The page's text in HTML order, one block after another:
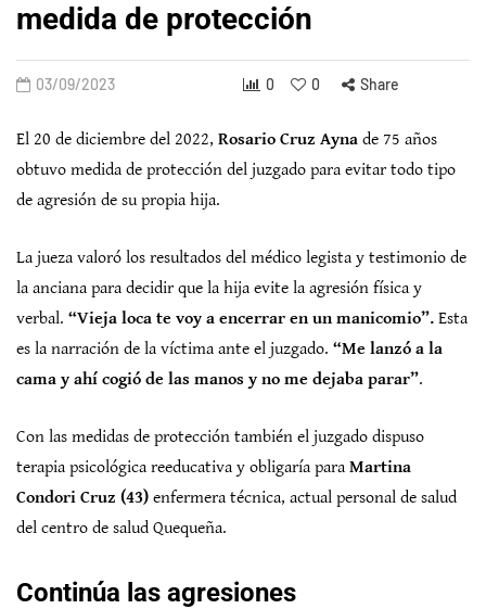
medida de protección
03/09/2023 0 0 Share
El 20 de diciembre del 2022, Rosario Cruz Ayna de 75 años
obtuvo medida de protección del juzgado para evitar todo tipo
de agresión de su propia hija.
La jueza valoró los resultados del médico legista y testimonio de
la anciana para decidir que la hija evite la agresión física y
verbal. “Vieja loca te voy a encerrar en un manicomio”. Esta
es la narración de la víctima ante el juzgado. “Me lanzó a la
cama y ahí cogió de las manos y no me dejaba parar”.
Con las medidas de protección también el juzgado dispuso
terapia psicológica reeducativa y obligaría para Martina
Condori Cruz (43) enfermera técnica, actual personal de salud
del centro de salud Quequeña.
Continúa las agresiones